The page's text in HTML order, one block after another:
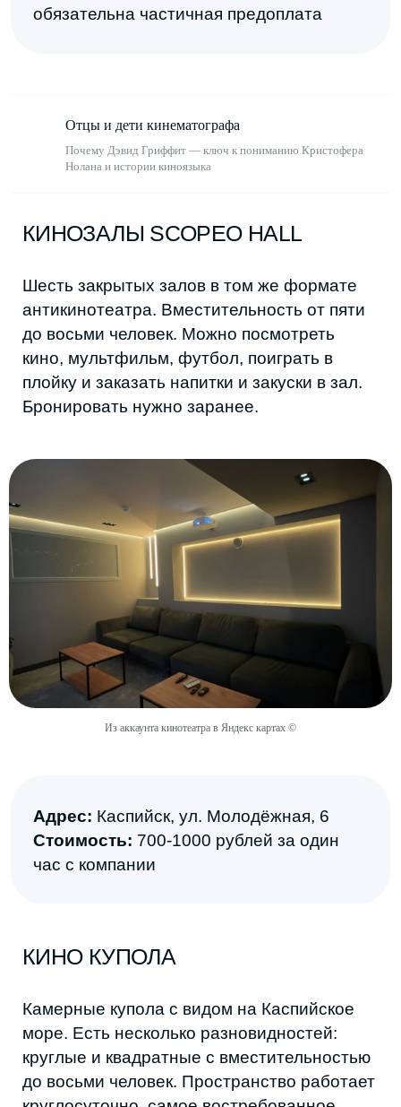
Отцы и дети кинематографа
Почему Дэвид Гриффит — ключ к пониманию Кристофера
Нолана и истории киноязыка
Из аккаунта кинотеатра в Яндекс картах ©
Каспийск, ул. Молодёжная, 6
КИНО КУПОЛА
до восьми человек. Пространство работает
время — ночь и рассвет. Бронировать
нужно заранее, минимум от двух часов.
В кинотеатре есть кофейня, также можно
принести и свою еду.